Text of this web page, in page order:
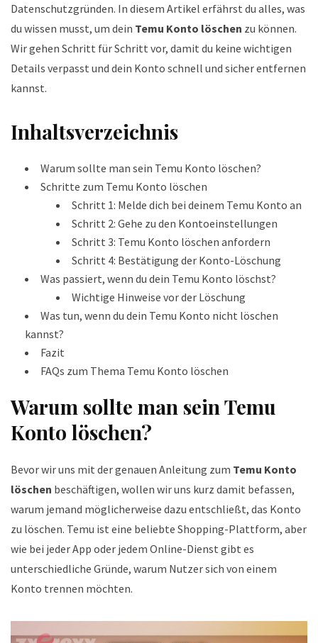
Datenschutzgründen. In diesem Artikel erfährst du alles, was
du wissen musst, um dein Temu Konto löschen zu können.
Wir gehen Schritt für Schritt vor, damit du keine wichtigen
Details verpasst und dein Konto schnell und sicher entfernen
kannst.
Inhaltsverzeichnis
Warum sollte man sein Temu Konto löschen?
Schritte zum Temu Konto löschen
Schritt 1: Melde dich bei deinem Temu Konto an
Schritt 2: Gehe zu den Kontoeinstellungen
Schritt 3: Temu Konto löschen anfordern
Schritt 4: Bestätigung der Konto-Löschung
Was passiert, wenn du dein Temu Konto löschst?
Wichtige Hinweise vor der Löschung
Was tun, wenn du dein Temu Konto nicht löschen
kannst?
Fazit
FAQs zum Thema Temu Konto löschen
Warum sollte man sein Temu
Konto löschen?
Bevor wir uns mit der genauen Anleitung zum Temu Konto
löschen beschäftigen, wollen wir uns kurz damit befassen,
warum jemand möglicherweise dazu entschließt, das Konto
zu löschen. Temu ist eine beliebte Shopping-Plattform, aber
wie bei jeder App oder jedem Online-Dienst gibt es
unterschiedliche Gründe, warum Nutzer sich von einem
Konto trennen möchten.